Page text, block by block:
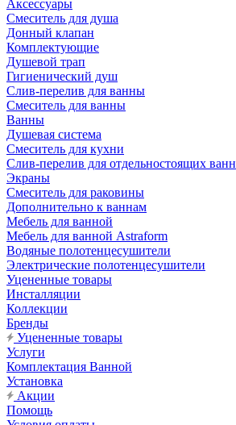
Аксессуары
Смеситель для душа
Донный клапан
Комплектующие
Душевой трап
Гигиенический душ
Слив-перелив для ванны
Смеситель для ванны
Ванны
Душевая система
Смеситель для кухни
Слив-перелив для отдельностоящих ванн
Экраны
Смеситель для раковины
Дополнительно к ваннам
Мебель для ванной
Мебель для ванной Astraform
Водяные полотенцесушители
Электрические полотенцесушители
Уцененные товары
Инсталляции
Коллекции
Бренды
Уцененные товары
Услуги
Комплектация Ванной
Установка
Акции
Помощь